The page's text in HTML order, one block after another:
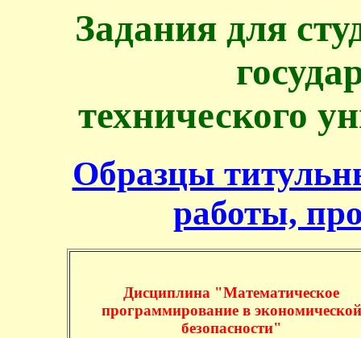
Задания для
технического
Образцы
работы,
Дисциплина "Математическое
программирование в экономической
безопасности"